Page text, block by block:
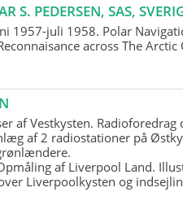
S. PEDERSEN, SAS,
1957-juli 1958. Polar
across The Arctic
af Vestkysten. Radioforedrag
af 2 radiostationer på
af Liverpool Land.
Liverpoolkysten og